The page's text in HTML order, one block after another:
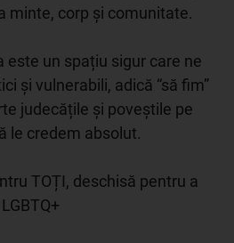
minte, corp și comunitate.
este un spațiu sigur care ne
și vulnerabili, adică “să fim”
judecățile și poveștile pe
le credem absolut.
TOȚI, deschisă pentru a